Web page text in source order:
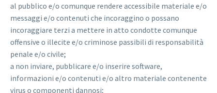
al pubblico e/o comunque rendere accessibile materiale e/o
messaggi e/o contenuti che incoraggino o possano
incoraggiare terzi a mettere in atto condotte comunque
offensive o illecite e/o criminose passibili di responsabilità
penale e/o civile;
a non inviare, pubblicare e/o inserire software,
informazioni e/o contenuti e/o altro materiale contenente
virus o componenti dannosi;